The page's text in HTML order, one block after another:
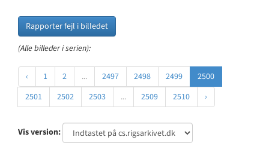
Rapporter fejl i billedet
(Alle billeder i serien):
‹ 1 2 ... 2497 2498 2499
2500
2501
2502 2503 ... 2509 2510 ›
Vis version: